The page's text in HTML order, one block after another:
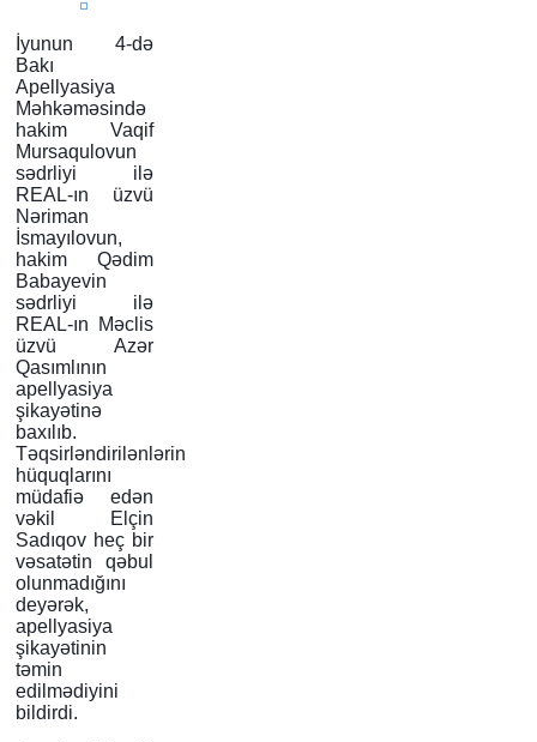
İyunun 4-də
Bakı
Apellyasiya
Məhkəməsində
hakim Vaqif
Mursaqulovun
sədrliyi ilə
REAL-ın üzvü
Nəriman
İsmayılovun,
hakim Qədim
Babayevin
sədrliyi ilə
REAL-ın Məclis
üzvü Azər
Qasımlının
apellyasiya
şikayətinə
baxılıb.
Təqsirləndirilənlərin
hüquqlarını
müdafiə edən
vəkil Elçin
Sadıqov heç bir
vəsatətin qəbul
olunmadığını
deyərək,
apellyasiya
şikayətinin
təmin
edilmədiyini
bildirdi.